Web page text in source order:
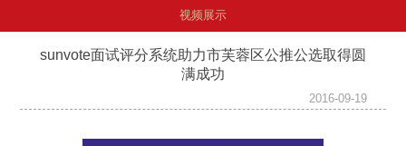
视频展示
sunvote面试评分系统助力市芙蓉区公推公选取得圆
满成功
2016-09-19